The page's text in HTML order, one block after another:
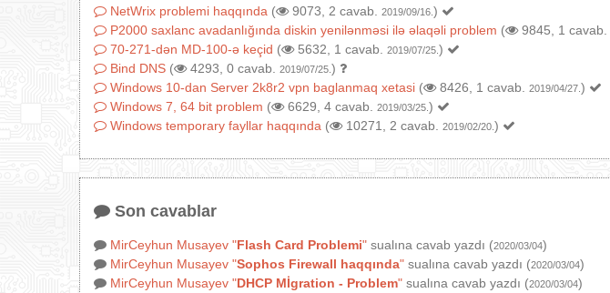
NetWrix problemi haqqında ( 9073, 2 cavab. 2019/09/16. )
P2000 saxlanc avadanlığında diskin yenilənməsi ilə əlaqəli problem ( 9845, 1 cavab.
70-271-dən MD-100-ə keçid ( 5632, 1 cavab. 2019/07/25. )
Bind DNS ( 4293, 0 cavab. 2019/07/25. )
Windows 10-dan Server 2k8r2 vpn baglanmaq xetasi ( 8426, 1 cavab. 2019/04/27. )
Windows 7, 64 bit problem ( 6629, 4 cavab. 2019/03/25. )
Windows temporary fayllar haqqında ( 10271, 2 cavab. 2019/02/20. )
Son cavablar
MirCeyhun Musayev "Flash Card Problemi" sualına cavab yazdı (2020/03/04)
MirCeyhun Musayev "Sophos Firewall haqqında" sualına cavab yazdı (2020/03/04)
MirCeyhun Musayev "DHCP Mİgration - Problem" sualına cavab yazdı (2020/03/04)